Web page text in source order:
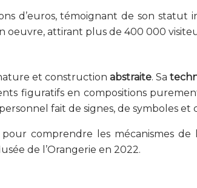
d’euros, témoignant de son statut
oeuvre, attirant plus de 400 000
et construction abstraite. Sa
figuratifs en compositions
fait de signes, de symboles
comprendre les mécanismes de
de l’Orangerie en 2022.